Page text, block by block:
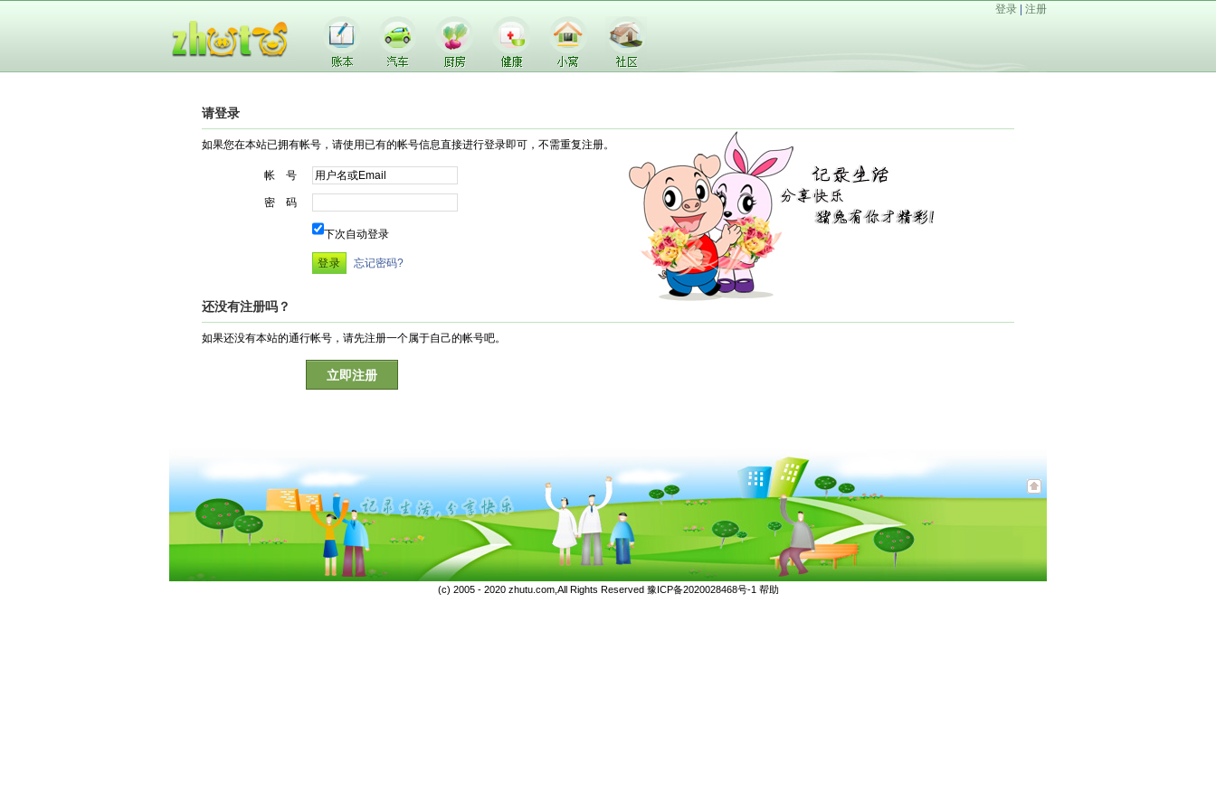
登录 注册
请登录
如果您在本站已拥有帐号，请使用已有的帐号信息直接进行登录即可，不需重复注册。
帐 号
密 码
下次自动登录
忘记密码?
还没有注册吗？
如果还没有本站的通行帐号，请先注册一个属于自己的帐号吧。
立即注册
(c) 2005 - 2020 zhutu.com,All Rights Reserved 豫ICP备2020028468号-1 帮助